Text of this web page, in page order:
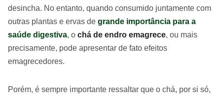
desincha. No entanto, quando consumido juntamente com
outras plantas e ervas de grande importância para a
saúde digestiva, o chá de endro emagrece, ou mais
precisamente, pode apresentar de fato efeitos
emagrecedores.
Porém, é sempre importante ressaltar que o chá, por si só,